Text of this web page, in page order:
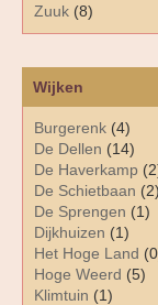
Zuuk (8)
Wijken
Burgerenk (4)
De Dellen (14)
De Haverkamp
De Schietbaan (2)
De Sprengen (1)
Dijkhuizen (1)
Het Hoge Land
Hoge Weerd (5)
Klimtuin (1)